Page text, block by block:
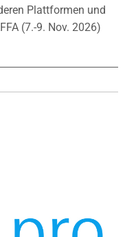
Plattformen und
(7.-9. Nov. 2026)